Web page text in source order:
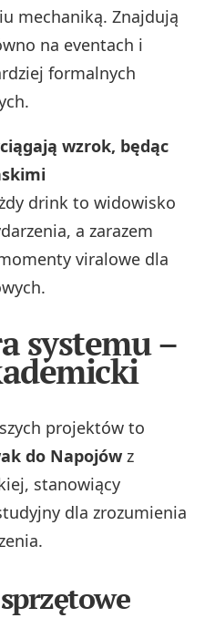
mechaniką. Znajdują
na eventach i
formalnych
wzrok, będąc
drink to widowisko
a zarazem
viralowe dla
systemu –
projektów to
do Napojów z
stanowiący
dla zrozumienia